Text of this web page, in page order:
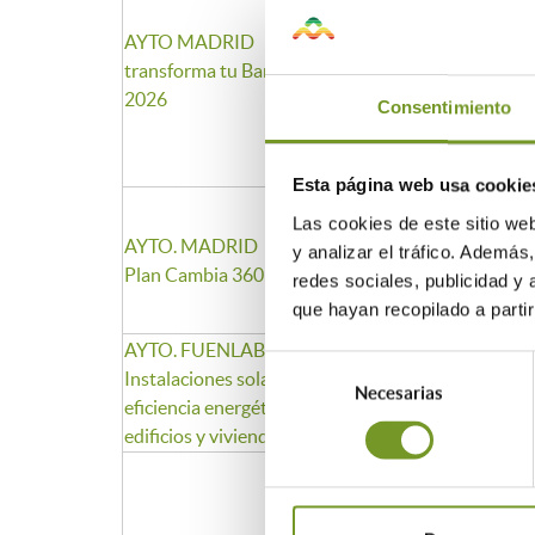
Consentimiento
Esta página web usa
Las cookies de este sitio
y analizar el tráfico.
redes sociales, publicidad y
que hayan recopilado a
consentimiento
Necesarias
AYTO MADRID Plan
transforma tu Barrio
2026
Propietarios únicos
aportación viviendas
AYTO. MADRID
Plan Cambia 360
Comunidades de
arrendatarios de
garajes comunitarios.
aparcamientos PAR
AYTO. FUENLABRADA
Instalaciones solares y
eficiencia energética en
edificios y viviendas 2026
Comunidades o
Comunidades
arrendatarias o
Comunidades de